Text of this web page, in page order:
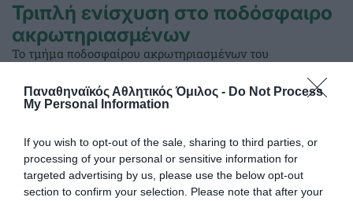
Παναθηναϊκός Αθλητικός Όμιλος - Do Not Process
My Personal Information
If you wish to opt-out of the sale, sharing to third parties, or
processing of your personal or sensitive information for
targeted advertising by us, please use the below opt-out
section to confirm your selection. Please note that after your
Τριπλή ενίσχυση στο ποδόσφαιρο
ακρωτηριασμένων
Το τμήμα ποδοσφαίρου ακρωτηριασμένων του
ποδοσφαιριστές.